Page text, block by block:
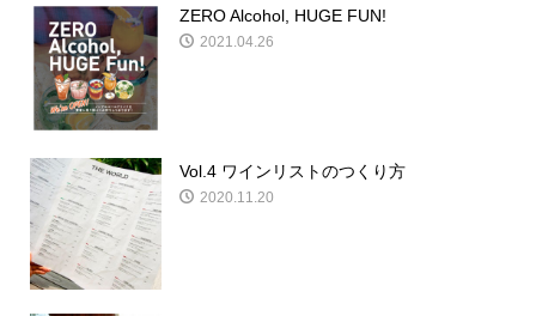
ZERO Alcohol, HUGE FUN!
2021.04.26
Vol.4 ワインリストのつくり方
2020.11.20